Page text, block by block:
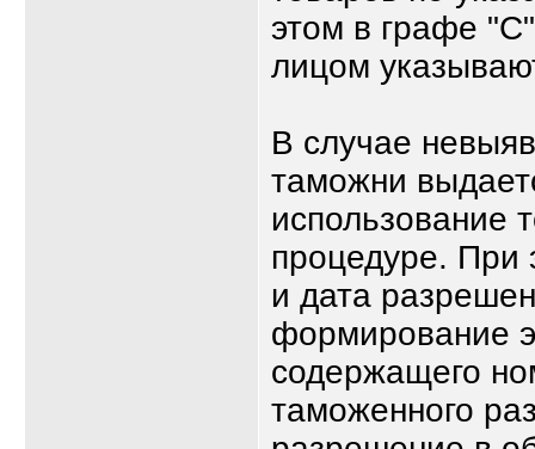
этом в графе
лицом
В случае
таможни
использование
процедуре. При
и дата
формирование
содержащего
таможенного